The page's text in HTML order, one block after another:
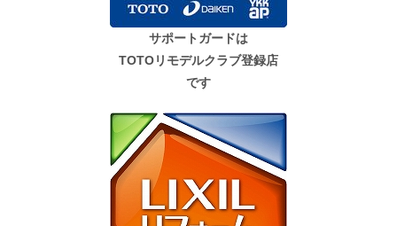
サポートガードは
TOTOリモデルクラブ登録店
です